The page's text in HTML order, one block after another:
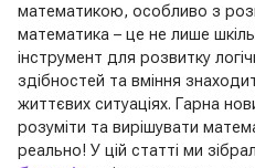
математикою, особливо з
математика – це не лише
інструмент для розвитку
здібностей та вміння
життєвих ситуаціях. Гарна
розуміти та вирішувати
реально! У цій статті ми